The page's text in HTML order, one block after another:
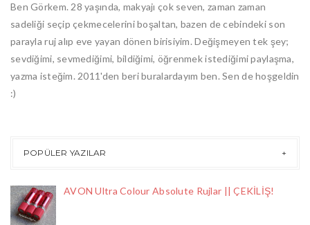
Ben Görkem. 28 yaşında, makyajı çok seven, zaman zaman
sadeliği seçip çekmecelerini boşaltan, bazen de cebindeki son
parayla ruj alıp eve yayan dönen birisiyim. Değişmeyen tek şey;
sevdiğimi, sevmediğimi, bildiğimi, öğrenmek istediğimi paylaşma,
yazma isteğim. 2011'den beri buralardayım ben. Sen de hoşgeldin
:)
POPÜLER YAZILAR
AVON Ultra Colour Absolute Rujlar || ÇEKİLİŞ!